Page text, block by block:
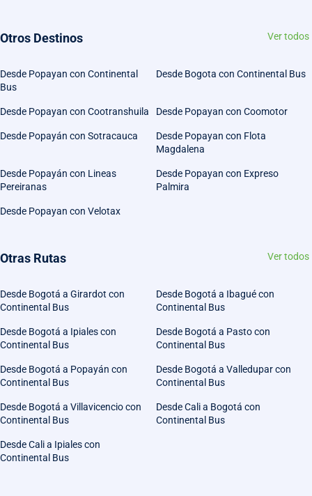
Otros Destinos Ver todos
Desde Popayan con Continental
Bus
Desde Bogota con Continental Bus
Desde Popayan con Cootranshuila Desde Popayan con Coomotor
Desde Popayán con Sotracauca
Desde Popayan con Flota
Magdalena
Desde Popayán con Lineas
Pereiranas
Desde Popayan con Expreso
Palmira
Desde Popayan con Velotax
Otras Rutas Ver todos
Desde Bogotá a Girardot con
Continental Bus
Desde Bogotá a Ibagué con
Continental Bus
Desde Bogotá a Ipiales con
Continental Bus
Desde Bogotá a Pasto con
Continental Bus
Desde Bogotá a Popayán con
Continental Bus
Desde Bogotá a Valledupar con
Continental Bus
Desde Bogotá a Villavicencio con
Continental Bus
Desde Cali a Bogotá con
Continental Bus
Desde Cali a Ipiales con
Continental Bus